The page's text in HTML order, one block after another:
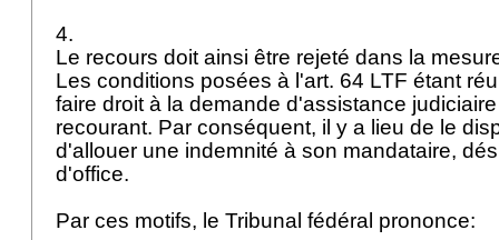
4.
Le recours doit ainsi être rejeté dans la
Les conditions posées à l'art. 64 LTF étant
faire droit à la demande d'assistance
recourant. Par conséquent, il y a lieu de le
d'allouer une indemnité à son mandataire,
d'office.
Par ces motifs, le Tribunal fédéral prononce: